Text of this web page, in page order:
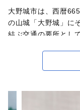
大野城市は、西暦
の山城「大野城」に
結ぶ交通の要所とし
が通り、九州自動車
に恵まれているとと
人口増加が続いてい
くりに取り組んで